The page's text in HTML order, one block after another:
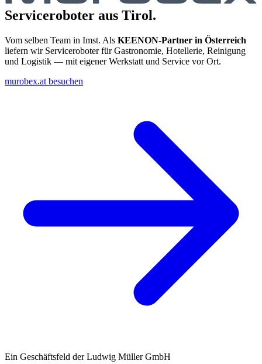
Serviceroboter aus Tirol.
Vom selben Team in Imst. Als KEENON-Partner in Österreich
liefern wir Serviceroboter für Gastronomie, Hotellerie, Reinigung
und Logistik — mit eigener Werkstatt und Service vor Ort.
murobex.at besuchen
Ein Geschäftsfeld der Ludwig Müller GmbH